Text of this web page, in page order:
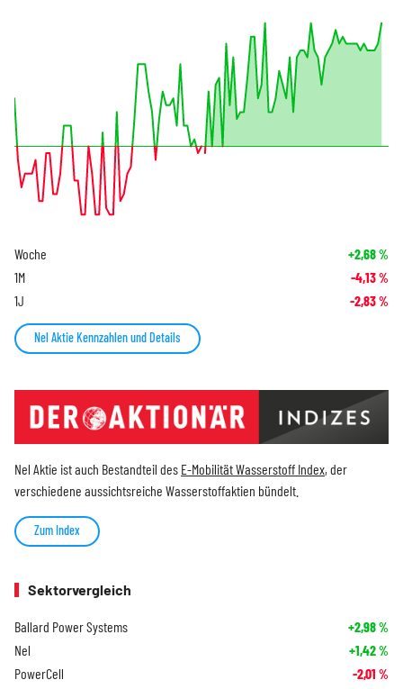
Woche +2,68%
1M -4,13%
1J -2,83%
Nel Aktie Kennzahlen und Details
Nel Aktie ist auch Bestandteil des E-Mobilität Wasserstoff Index, der
verschiedene aussichtsreiche Wasserstoffaktien bündelt.
Zum Index
Sektorvergleich
Ballard Power Systems +2,98%
Nel +1,42%
PowerCell -2,01 %